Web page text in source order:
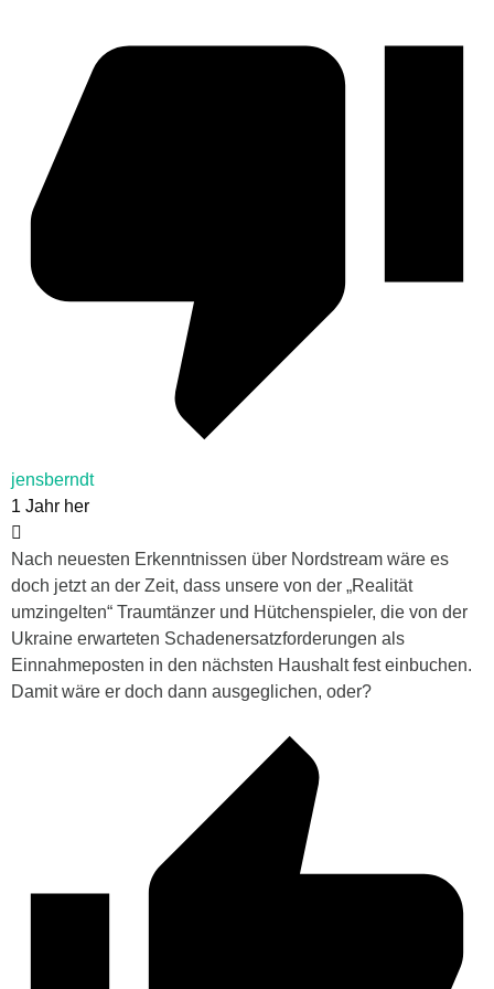
jensberndt
1 Jahr her
Nach neuesten Erkenntnissen über Nordstream wäre es
doch jetzt an der Zeit, dass unsere von der „Realität
umzingelten“ Traumtänzer und Hütchenspieler, die von der
Ukraine erwarteten Schadenersatzforderungen als
Einnahmeposten in den nächsten Haushalt fest einbuchen.
Damit wäre er doch dann ausgeglichen, oder?